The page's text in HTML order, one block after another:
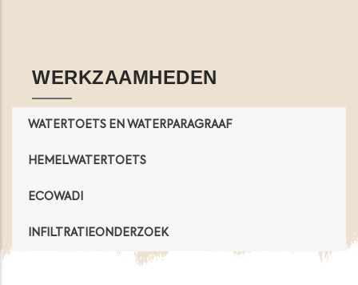
WERKZAAMHEDEN
WATERTOETS EN WATERPARAGRAAF
HEMELWATERTOETS
ECOWADI
INFILTRATIEONDERZOEK